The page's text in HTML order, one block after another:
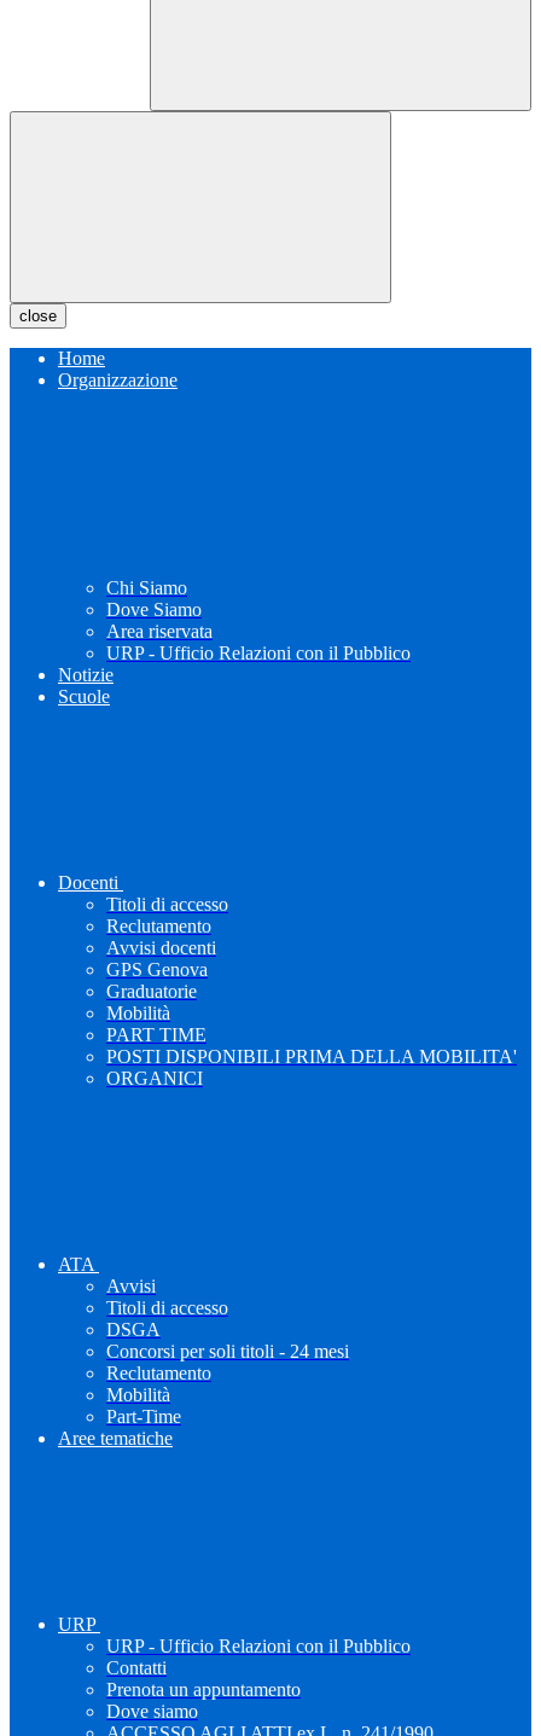
close
Home
Organizzazione
Chi Siamo
Dove Siamo
Area riservata
URP - Ufficio Relazioni con il Pubblico
Notizie
Scuole
Docenti
Titoli di accesso
Reclutamento
Avvisi docenti
GPS Genova
Graduatorie
Mobilità
PART TIME
POSTI DISPONIBILI PRIMA DELLA MOBILITA'
ORGANICI
ATA
Avvisi
Titoli di accesso
DSGA
Concorsi per soli titoli - 24 mesi
Reclutamento
Mobilità
Part-Time
Aree tematiche
URP
URP - Ufficio Relazioni con il Pubblico
Contatti
Prenota un appuntamento
Dove siamo